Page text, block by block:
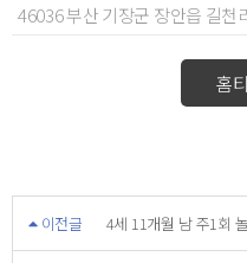
46036 부산 기장군 장안읍 길천
홈
이전글 4세 11개월 남 주1회